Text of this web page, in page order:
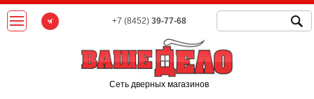
Сеть дверных магазинов
+7 (8452)39-77-68